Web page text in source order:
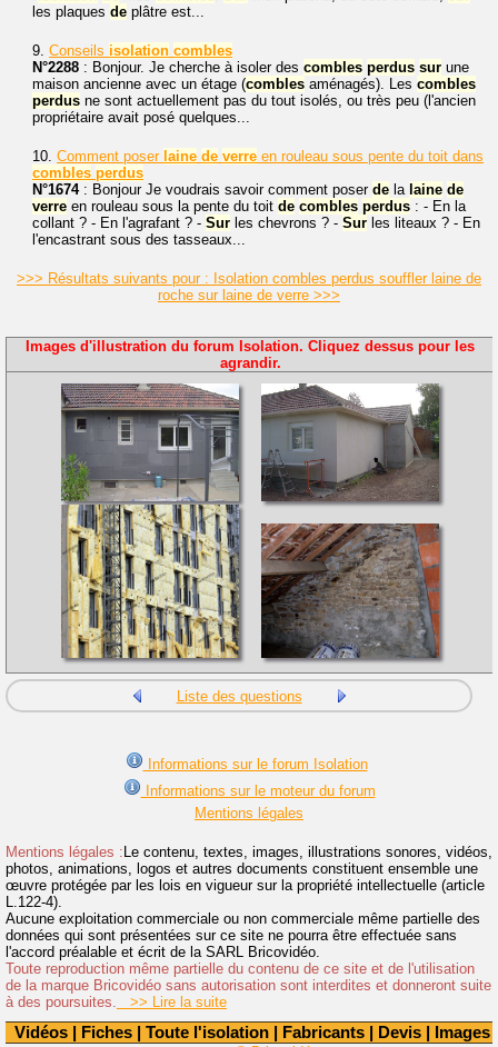
Vidéos | Fiches | Toute l'isolation | Fabricants | Devis | Images
les plaques de plâtre est...
9. Conseils isolation combles
N°2288 : Bonjour. Je cherche à isoler des combles perdus sur une
maison ancienne avec un étage (combles aménagés). Les combles
perdus ne sont actuellement pas du tout isolés, ou très peu (l'ancien
propriétaire avait posé quelques...
10. Comment poser laine de verre en rouleau sous pente du toit dans
combles perdus
N°1674: Bonjour Je voudrais savoir comment poser de la laine de
verre en rouleau sous la pente du toit de combles perdus : - En la
collant ? - En l'agrafant ? - Sur les chevrons ? - Sur les liteaux ? - En
l'encastrant sous des tasseaux...
>>> Résultats suivants pour : Isolation combles perdus souffler laine de
roche sur laine de verre >>>
Images d'illustration du forum Isolation. Cliquez dessus pour les
agrandir.
Liste des questions
Informations sur le forum Isolation
Informations sur le moteur du forum
Mentions légales
Mentions légales :Le contenu, textes, images, illustrations sonores, vidéos,
photos, animations, logos et autres documents constituent ensemble une
œuvre protégée par les lois en vigueur sur la propriété intellectuelle (article
L.122-4).
Aucune exploitation commerciale ou non commerciale même partielle des
données qui sont présentées sur ce site ne pourra être effectuée sans
l'accord préalable et écrit de la SARL Bricovidéo.
Toute reproduction même partielle du contenu de ce site et de l'utilisation
de la marque Bricovidéo sans autorisation sont interdites et donneront suite
à des poursuites.
>> Lire la suite